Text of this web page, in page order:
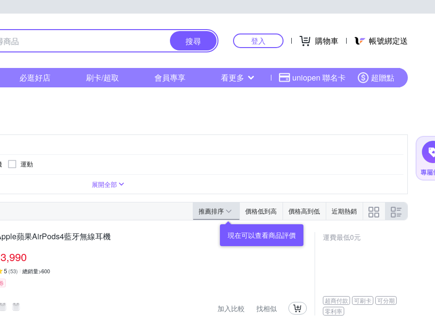
搜尋 登入 購物車 帳號綁定送
必逛好店 刷卡/超取 會員專享 看更多 uniopen 聯名卡 超贈點
運動
展開全部
推薦排序 價格低到高 價格高到低 近期熱銷
現在可以查看商品評價
蘋果AirPods4藍牙無線耳機
3,990
5 (53) 總銷量>600
加入比較 找相似
運費最低0元
超商付款 可刷卡
可分期
零利率